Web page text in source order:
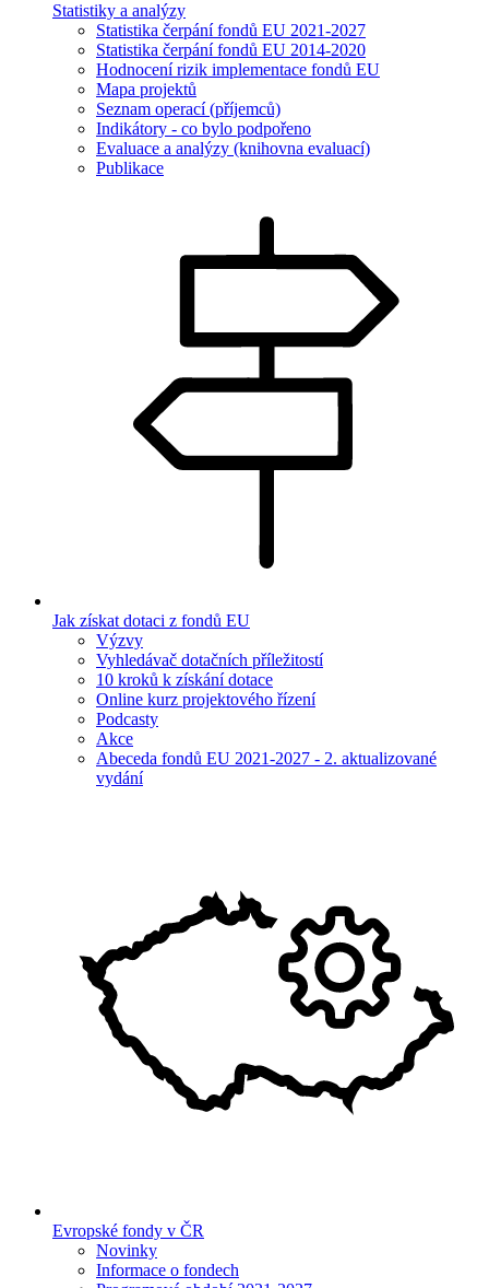
Statistiky a analýzy
Statistika čerpání fondů EU 2021-2027
Statistika čerpání fondů EU 2014-2020
Hodnocení rizik implementace fondů EU
Mapa projektů
Seznam operací (příjemců)
Indikátory - co bylo podpořeno
Evaluace a analýzy (knihovna evaluací)
Publikace
Jak získat dotaci z fondů EU
Výzvy
Vyhledávač dotačních příležitostí
10 kroků k získání dotace
Online kurz projektového řízení
Podcasty
Akce
Abeceda fondů EU 2021-2027 - 2. aktualizované
vydání
Evropské fondy v ČR
Novinky
Informace o fondech